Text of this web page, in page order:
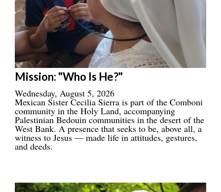
Mission: "Who Is He?"
Wednesday, August 5, 2026
Mexican Sister Cecilia Sierra is part of the Comboni
community in the Holy Land, accompanying
Palestinian Bedouin communities in the desert of the
West Bank. A presence that seeks to be, above all, a
witness to Jesus — made life in attitudes, gestures,
and deeds.